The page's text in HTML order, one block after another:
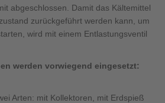
abgeschlossen. Damit das Kältemittel
zurückgeführt werden kann, um
wird mit einem Entlastungsventil
werden vorwiegend eingesetzt:
Arten: mit Kollektoren, mit Erdspieß